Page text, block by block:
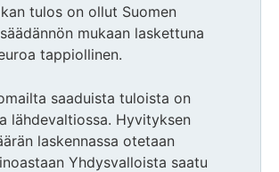
tulos on ollut Suomen
mukaan laskettuna
tappiollinen.
saaduista tuloista on
lähdevaltiossa. Hyvityksen
laskennassa otetaan
Yhdysvalloista saatu